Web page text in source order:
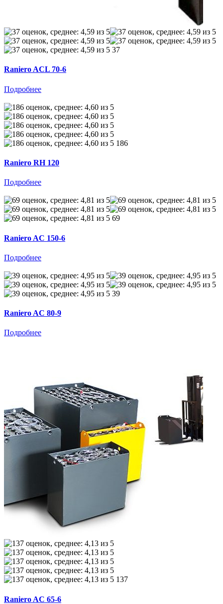
37
Raniero ACL 70-6
Подробнее
186
Raniero RH 120
Подробнее
69
Raniero AC 150-6
Подробнее
39
Raniero AC 80-9
Подробнее
137
Raniero AC 65-6